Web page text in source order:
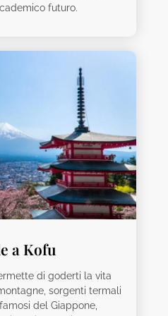
futuro.
a Kofu
di goderti la vita
sorgenti termali
del Giappone,